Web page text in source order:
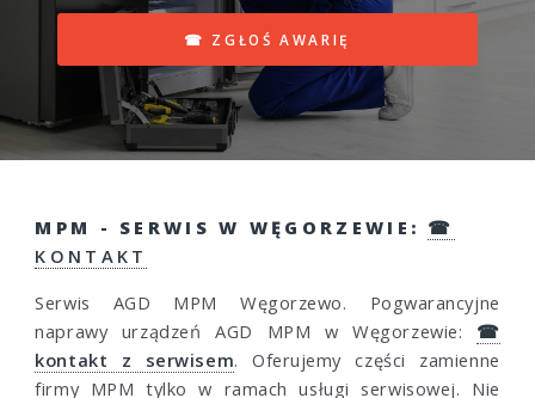
☎ ZGŁOŚ AWARIĘ
MPM - SERWIS W WĘGORZEWIE: ☎
KONTAKT
Serwis AGD MPM Węgorzewo. Pogwarancyjne
naprawy urządzeń AGD MPM w Węgorzewie: ☎
kontakt z serwisem. Oferujemy części zamienne
firmy MPM tylko w ramach usługi serwisowej. Nie